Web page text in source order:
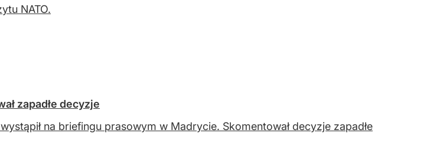
NATO.
zapadłe decyzje
na briefingu prasowym w Madrycie. Skomentował decyzje zapadłe